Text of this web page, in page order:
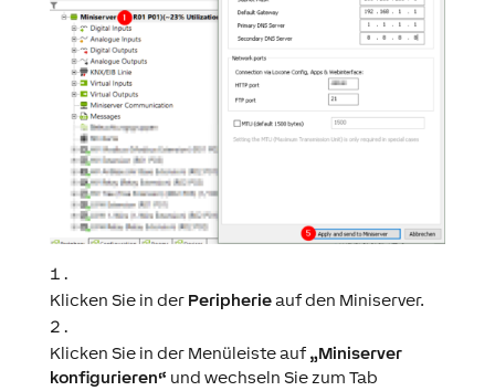
Klicken Sie in der Peripherieauf den Miniserver.
Klicken Sie in der Menüleiste auf „Miniserver
konfigurieren“ und wechseln Sie zum Tab